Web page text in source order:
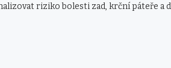
riziko bolesti zad, krční páteře a